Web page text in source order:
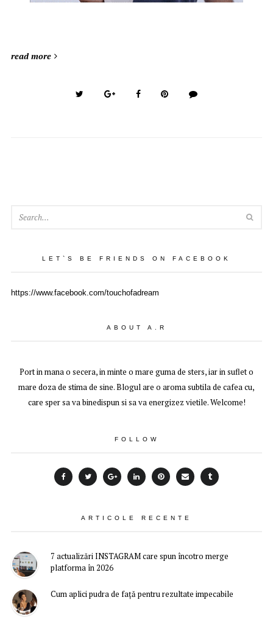
read more
LET`S BE FRIENDS ON FACEBOOK
https://www.facebook.com/touchofadream
ABOUT A.R
Port in mana o secera, in minte o mare guma de sters, iar in suflet o
mare doza de stima de sine. Blogul are o aroma subtila de cafea cu,
care sper sa va binedispun si sa va energizez vietile. Welcome!
FOLLOW
ARTICOLE RECENTE
7 actualizări INSTAGRAM care spun încotro merge
platforma în 2026
Cum aplici pudra de față pentru rezultate impecabile